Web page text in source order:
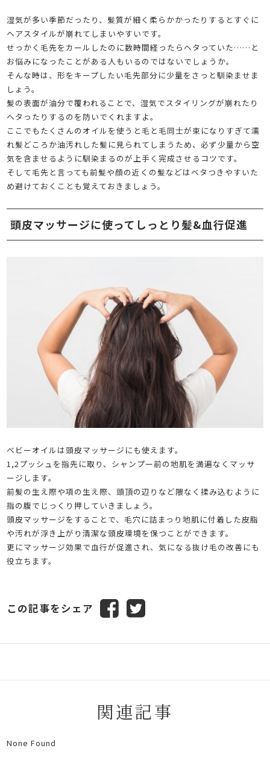
湿気が多い季節だったり、髪質が細く柔らかかったりするとすぐに
ヘアスタイルが崩れてしまいやすいです。
せっかく毛先をカールしたのに数時間経ったらヘタっていた……と
お悩みになったことがある人もいるのではないでしょうか。
そんな時は、形をキープしたい毛先部分に少量をさっと馴染ませま
しょう。
髪の表面が油分で覆われることで、湿気でスタイリングが崩れたり
ヘタったりするのを防いでくれますよ。
ここでもたくさんのオイルを使うと毛と毛同士が束になりすぎて濡
れ髪どころか油汚れした髪に見られてしまうため、必ず少量から空
気を含ませるように馴染まるのが上手く完成させるコツです。
そして毛先と言っても前髪や顔の近くの髪などはベタつきやすいた
め避けておくことも覚えておきましょう。
頭皮マッサージに使ってしっとり髪&血行促進
ベビーオイルは頭皮マッサージにも使えます。
1,2プッシュを指先に取り、シャンプー前の地肌を満遍なくマッサ
ージします。
前髪の生え際や項の生え際、頭頂の辺りなど隈なく揉み込むように
指の腹でじっくり押していきましょう。
頭皮マッサージをすることで、毛穴に詰まっり地肌に付着した皮脂
や汚れが浮き上がり清潔な頭皮環境を保つことができます。
更にマッサージ効果で血行が促進され、気になる抜け毛の改善にも
役立ちます。
この記事をシェア
関連記事
None Found